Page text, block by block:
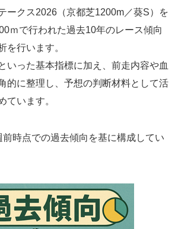
ークス2026（京都芝1200m／葵S）を
ｍで行われた過去10年のレース傾向
を行います。
いった基本指標に加え、前走内容や血
的に整理し、予想の判断材料として活
ています。
時点での過去傾向を基に構成してい